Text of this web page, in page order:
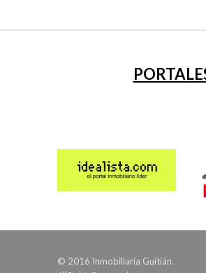
© 2016 Inmobiliaria Guitián.